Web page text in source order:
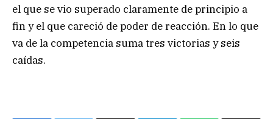
el que se vio superado claramente de principio a
fin y el que careció de poder de reacción. En lo que
va de la competencia suma tres victorias y seis
caídas.